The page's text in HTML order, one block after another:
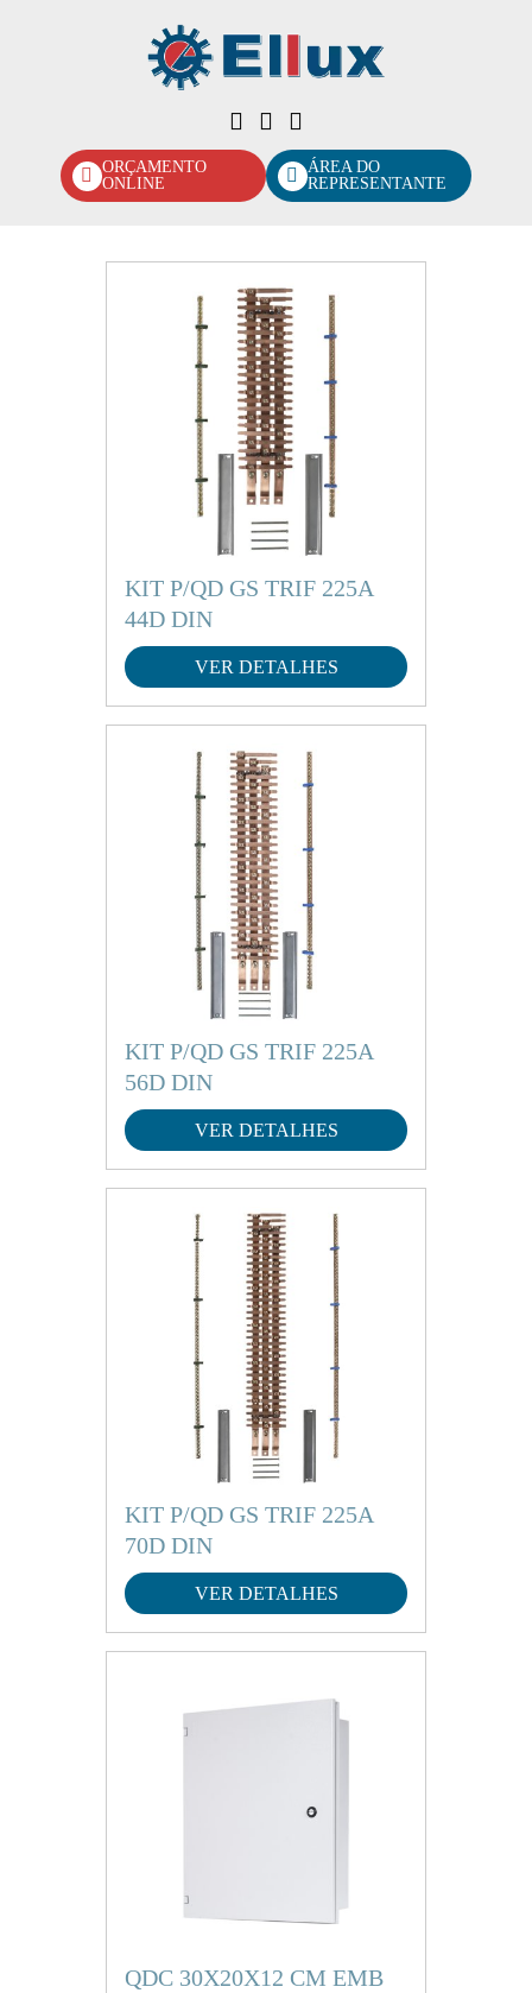
ORÇAMENTO
ONLINE
ÁREA DO
REPRESENTANTE
KIT P/QD GS TRIF 225A
44D DIN
VER DETALHES
KIT P/QD GS TRIF 225A
56D DIN
VER DETALHES
KIT P/QD GS TRIF 225A
70D DIN
VER DETALHES
QDC 30X20X12 CM EMB